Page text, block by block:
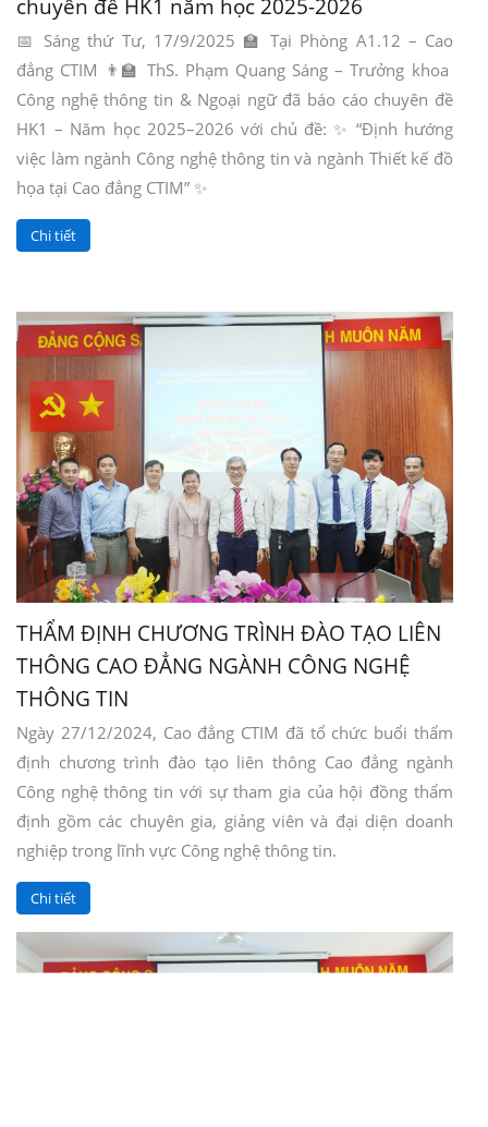
📅 Sáng thứ Tư, 17/9/2025 🏫 Tại Phòng A1.12 – Cao
đẳng CTIM 👨‍🏫 ThS. Phạm Quang Sáng – Trưởng khoa
Công nghệ thông tin & Ngoại ngữ đã báo cáo chuyên đề
HK1 – Năm học 2025–2026 với chủ đề: ✨ “Định hướng
việc làm ngành Công nghệ thông tin và ngành Thiết kế đồ
họa tại Cao đẳng CTIM” ✨
Chi tiết
THẨM ĐỊNH CHƯƠNG TRÌNH ĐÀO TẠO LIÊN
THÔNG CAO ĐẲNG NGÀNH CÔNG NGHỆ
THÔNG TIN
Ngày 27/12/2024, Cao đẳng CTIM đã tổ chức buổi thẩm
định chương trình đào tạo liên thông Cao đẳng ngành
Công nghệ thông tin với sự tham gia của hội đồng thẩm
định gồm các chuyên gia, giảng viên và đại diện doanh
nghiệp trong lĩnh vực Công nghệ thông tin.
Chi tiết